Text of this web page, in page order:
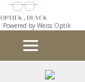
Powered by Weiss Optik